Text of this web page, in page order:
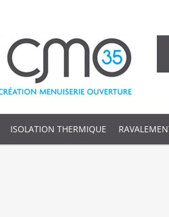
ISOLATION THERMIQUE